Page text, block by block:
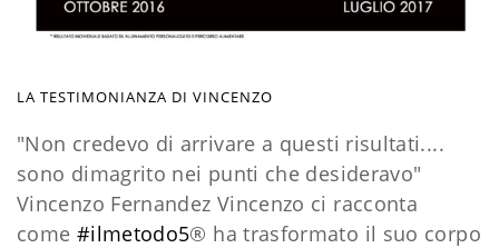
LA TESTIMONIANZA DI VINCENZO
"Non credevo di arrivare a questi risultati....
sono dimagrito nei punti che desideravo"
Vincenzo Fernandez Vincenzo ci racconta
come #ilmetodo5® ha trasformato il suo corpo